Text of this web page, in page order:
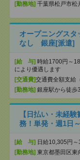
[勤務地] 千葉県松戸市松
オープニングス
なし 銀座[派遣]
[給 与] 時給1700円～
により優遇します
[交通費]交通費全額支給
[勤務地] 銀座駅から徒歩
【日払い・未経
務！単発・週1日
[給 与] 日給10,305円～
[勤務地] 東京都墨田区東